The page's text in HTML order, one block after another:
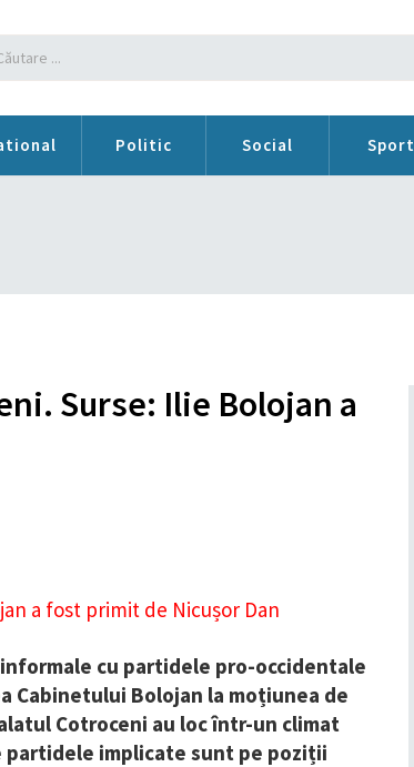
Politic Social Sport
Surse: Ilie Bolojan a
cu partidele pro-occidentale
Cabinetului Bolojan la moțiunea de
Cotroceni au loc într-un climat
implicate sunt pe poziții